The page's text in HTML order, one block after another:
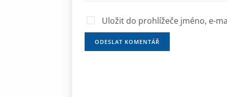
Uložit do prohlížeče jméno, e-